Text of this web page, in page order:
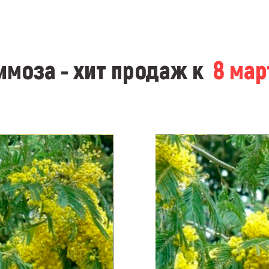
- хит продаж к 8